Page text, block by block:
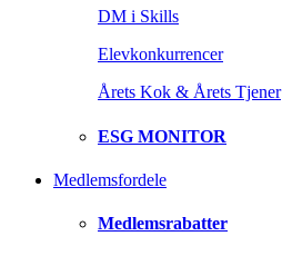
DM i Skills
Elevkonkurrencer
Årets Kok & Årets Tjener
ESG MONITOR
Medlemsfordele
Medlemsrabatter